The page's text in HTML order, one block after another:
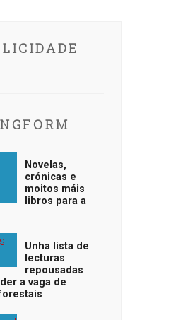
Novelas,
crónicas e
moitos máis
libros para a
Unha lista de
lecturas
repousadas
a vaga de